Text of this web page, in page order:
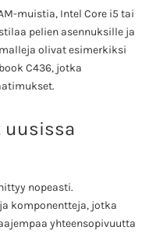
muistia, Intel Core i5 tai
pelien asennuksille ja
olivat esimerkiksi
C436, jotka
uusissa
nopeasti.
komponentteja, jotka
yhteensopivuutta